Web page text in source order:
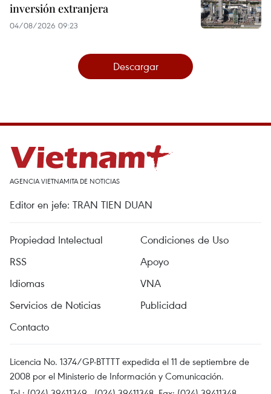
inversión extranjera
04/08/2026 09:23
Descargar
AGENCIA VIETNAMITA DE NOTICIAS
Editor en jefe: TRAN TIEN DUAN
Propiedad Intelectual
Condiciones de Uso
RSS
Apoyo
Idiomas
VNA
Servicios de Noticias
Publicidad
Contacto
Licencia No. 1374/GP-BTTTT expedida el 11 de septiembre de
2008 por el Ministerio de Información y Comunicación.